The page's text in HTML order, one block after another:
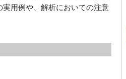
用例や、解析においての注意